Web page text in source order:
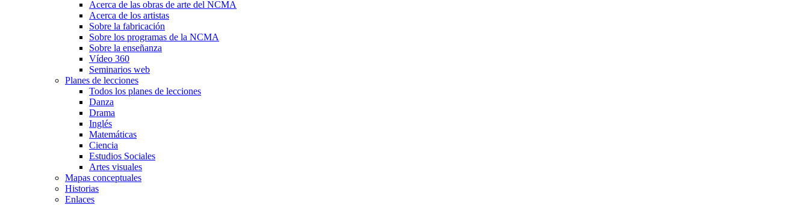
Acerca de las obras de arte del NCMA
Acerca de los artistas
Sobre la fabricación
Sobre los programas de la NCMA
Sobre la enseñanza
Vídeo 360
Seminarios web
Planes de lecciones
Todos los planes de lecciones
Danza
Drama
Inglés
Matemáticas
Ciencia
Estudios Sociales
Artes visuales
Mapas conceptuales
Historias
Enlaces